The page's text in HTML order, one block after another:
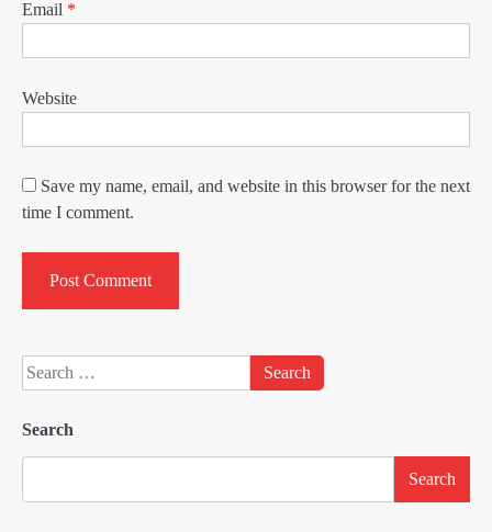
Email *
Website
Save my name, email, and website in this browser for the next
time I comment.
Search
for:
Search
Search